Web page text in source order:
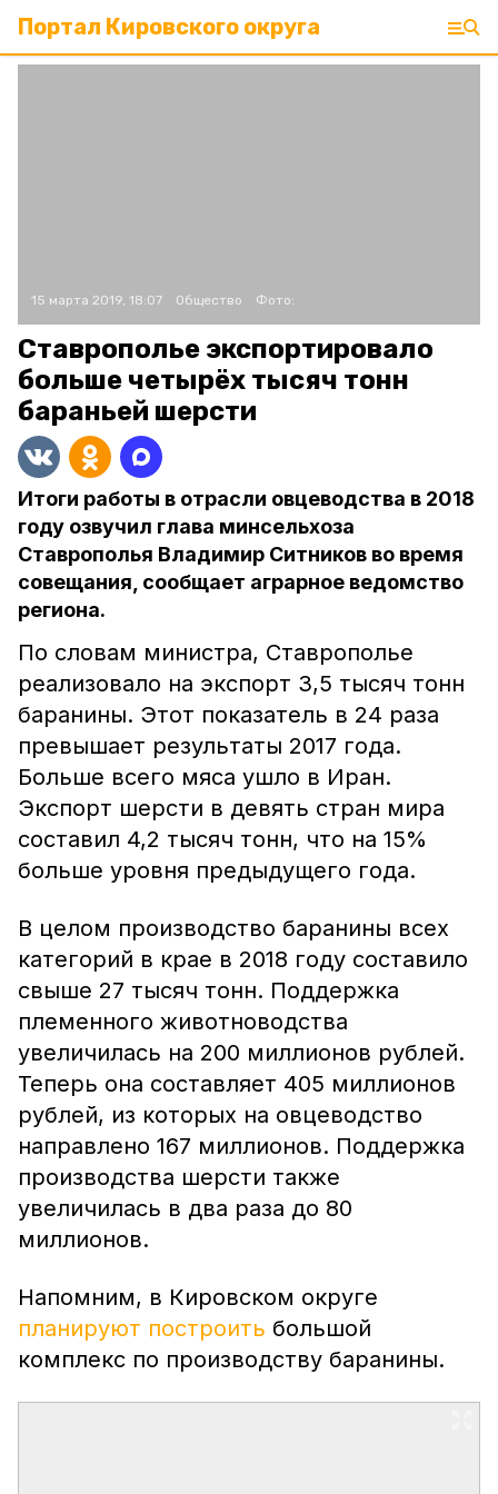
Портал Кировского округа
15 марта 2019, 18:07 Общество Фото:
Ставрополье экспортировало
больше четырёх тысяч тонн
бараньей шерсти
Итоги работы в отрасли овцеводства в 2018
году озвучил глава минсельхоза
Ставрополья Владимир Ситников во время
совещания, сообщает аграрное ведомство
региона.
По словам министра, Ставрополье
реализовало на экспорт 3,5 тысяч тонн
баранины. Этот показатель в 24 раза
превышает результаты 2017 года.
Больше всего мяса ушло в Иран.
Экспорт шерсти в девять стран мира
составил 4,2 тысяч тонн, что на 15%
больше уровня предыдущего года.
В целом производство баранины всех
категорий в крае в 2018 году составило
свыше 27 тысяч тонн. Поддержка
племенного животноводства
увеличилась на 200 миллионов рублей.
Теперь она составляет 405 миллионов
рублей, из которых на овцеводство
направлено 167 миллионов. Поддержка
производства шерсти также
увеличилась в два раза до 80
миллионов.
Напомним, в Кировском округе
планируют построить большой
комплекс по производству баранины.